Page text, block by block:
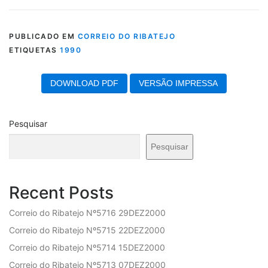
PUBLICADO EM CORREIO DO RIBATEJO
ETIQUETAS 1990
DOWNLOAD PDF VERSÃO IMPRESSA
Pesquisar
Pesquisar
Recent Posts
Correio do Ribatejo Nº5716 29DEZ2000
Correio do Ribatejo Nº5715 22DEZ2000
Correio do Ribatejo Nº5714 15DEZ2000
Correio do Ribatejo Nº5713 07DEZ2000